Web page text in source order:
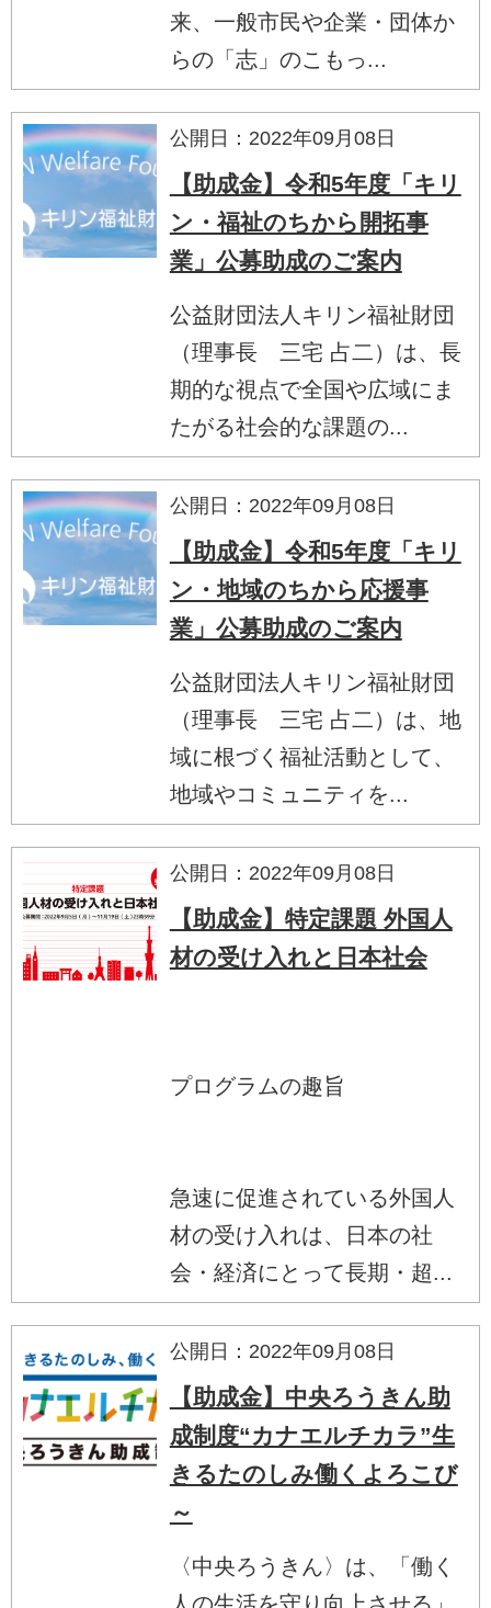
来、一般市民や企業・団体か
らの「志」のこもっ...
公開日：2022年09月08日
【助成金】令和5年度「キリ
ン・福祉のちから開拓事
業」公募助成のご案内
公益財団法人キリン福祉財団
（理事長 三宅 占二）は、長
期的な視点で全国や広域にま
たがる社会的な課題の...
公開日：2022年09月08日
【助成金】令和5年度「キリ
ン・地域のちから応援事
業」公募助成のご案内
公益財団法人キリン福祉財団
（理事長 三宅 占二）は、地
域に根づく福祉活動として、
地域やコミュニティを...
公開日：2022年09月08日
【助成金】特定課題 外国人
材の受け入れと日本社会
プログラムの趣旨
急速に促進されている外国人
材の受け入れは、日本の社
会・経済にとって長期・超...
公開日：2022年09月08日
【助成金】中央ろうきん助
成制度“カナエルチカラ”生
きるたのしみ働くよろこび
～
〈中央ろうきん〉は、「働く